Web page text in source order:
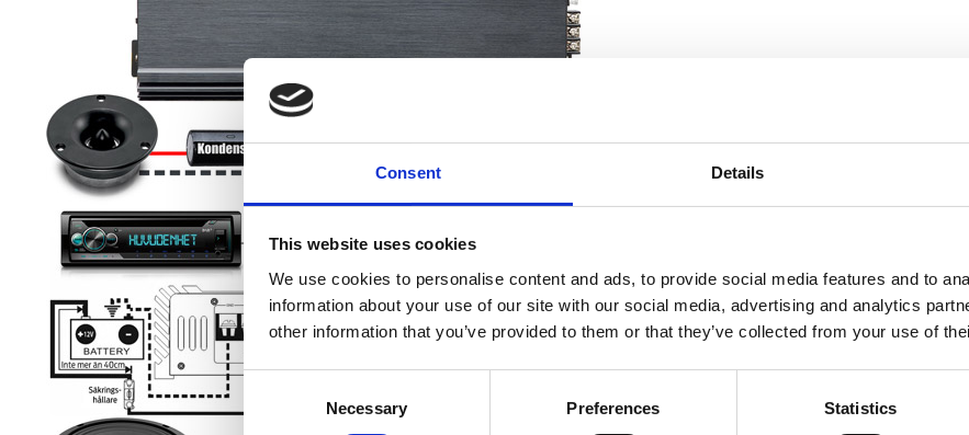
Consent Details
This website uses cookies
We use cookies to personalise content and ads, to provide social media features and to
information about your use of our site with our social media, advertising and analytics
other information that you’ve provided to them or that they’ve collected from your use of
Consent
Selection
Necessary Preferences Statistics